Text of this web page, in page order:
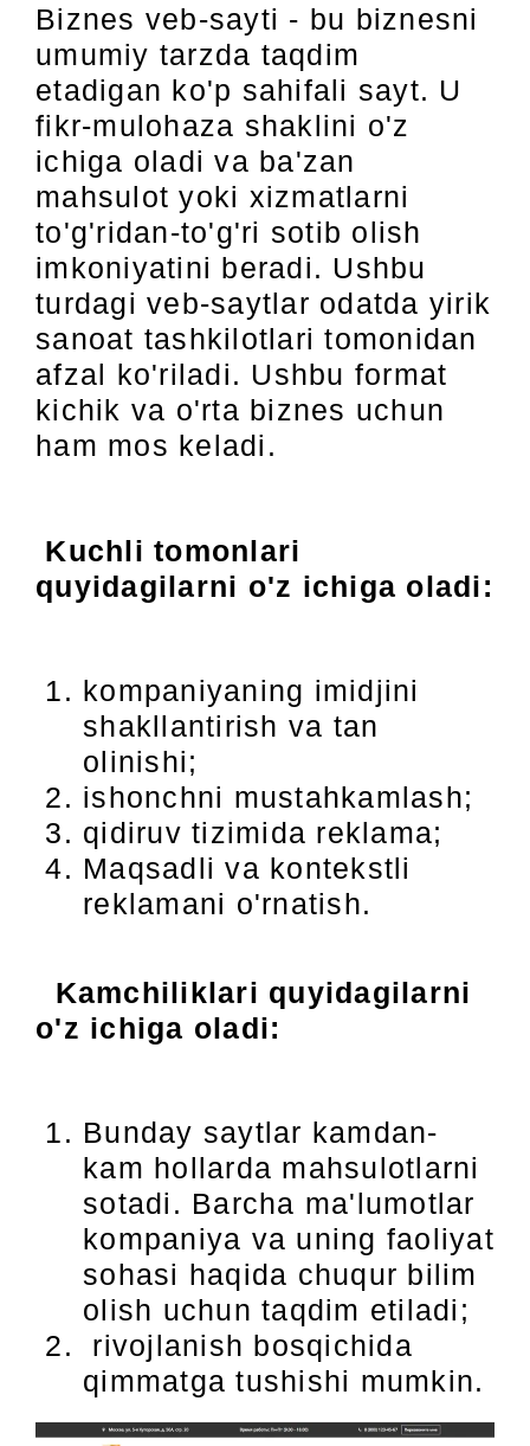
Biznes veb-sayti - bu biznesni
umumiy tarzda taqdim
etadigan ko'p sahifali sayt. U
fikr-mulohaza shaklini o'z
ichiga oladi va ba'zan
mahsulot yoki xizmatlarni
to'g'ridan-to'g'ri sotib olish
imkoniyatini beradi. Ushbu
turdagi veb-saytlar odatda yirik
sanoat tashkilotlari tomonidan
afzal ko'riladi. Ushbu format
kichik va o'rta biznes uchun
ham mos keladi.
Kuchli tomonlari
quyidagilarni o'z ichiga oladi:
kompaniyaning imidjini
shakllantirish va tan
olinishi;
ishonchni mustahkamlash;
qidiruv tizimida reklama;
Maqsadli va kontekstli
reklamani o'rnatish.
Kamchiliklari quyidagilarni
o'z ichiga oladi:
Bunday saytlar kamdan-
kam hollarda mahsulotlarni
sotadi. Barcha ma'lumotlar
kompaniya va uning faoliyat
sohasi haqida chuqur bilim
olish uchun taqdim etiladi;
rivojlanish bosqichida
qimmatga tushishi mumkin.